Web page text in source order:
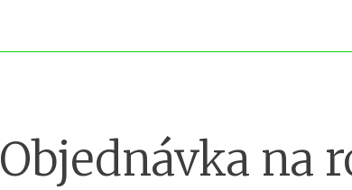
Objednávka na